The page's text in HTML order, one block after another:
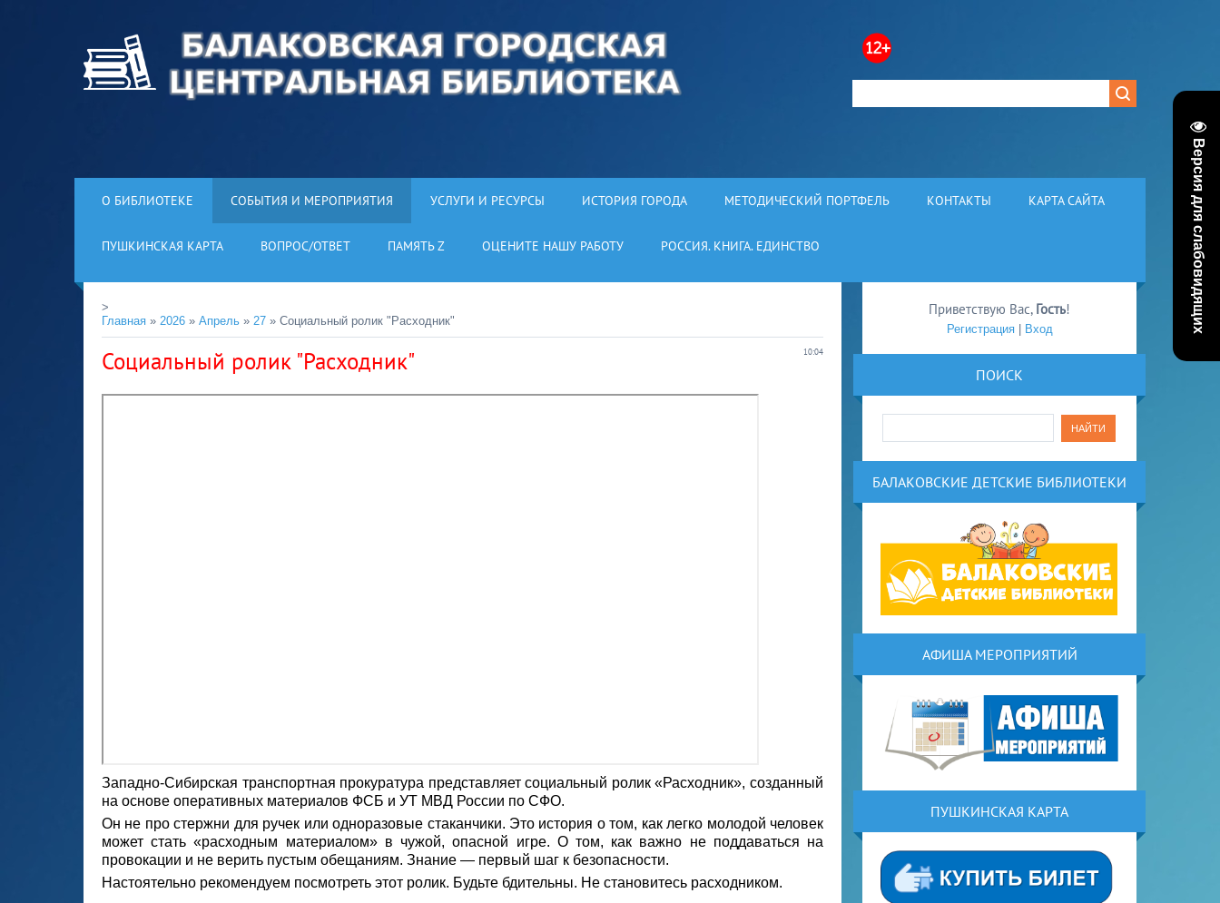
Версия для слабовидящих
О БИБЛИОТЕКЕ СОБЫТИЯ И МЕРОПРИЯТИЯ УСЛУГИ И РЕСУРСЫ ИСТОРИЯ ГОРОДА МЕТОДИЧЕСКИЙ ПОРТФЕЛЬ КОНТАКТЫ КАРТА САЙТА
ПУШКИНСКАЯ КАРТА ВОПРОС/ОТВЕТ ПАМЯТЬ Z ОЦЕНИТЕ НАШУ РАБОТУ РОССИЯ. КНИГА. ЕДИНСТВО
>
Главная » 2026 » Апрель » 27 » Социальный ролик "Расходник"
10:04
Социальный ролик "Расходник"
Западно-Сибирская транспортная прокуратура представляет социальный ролик «Расходник», созданный
на основе оперативных материалов ФСБ и УТ МВД России по СФО.
Он не про стержни для ручек или одноразовые стаканчики. Это история о том, как легко молодой человек
может стать «расходным материалом» в чужой, опасной игре. О том, как важно не поддаваться на
провокации и не верить пустым обещаниям. Знание — первый шаг к безопасности.
Настоятельно рекомендуем посмотреть этот ролик. Будьте бдительны. Не становитесь расходником.
Приветствую Вас, Гость!
Регистрация| Вход
ПОИСК
БАЛАКОВСКИЕ ДЕТСКИЕ БИБЛИОТЕКИ
АФИША МЕРОПРИЯТИЙ
ПУШКИНСКАЯ КАРТА